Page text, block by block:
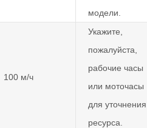
модели.
100 м/ч
Укажите,
пожалуйста,
рабочие часы
или моточасы
для уточнения
ресурса.